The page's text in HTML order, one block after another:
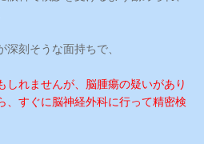
刻そうな面持ちで、
しれませんが、脳腫瘍の疑いがあり
、すぐに脳神経外科に行って精密検